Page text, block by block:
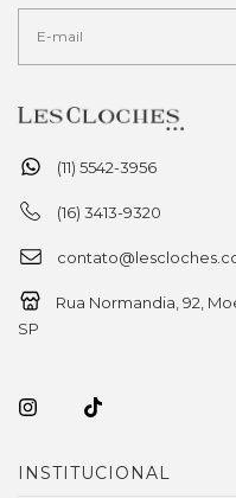
(11) 5542-3956
(16) 3413-9320
Rua Normandia, 92,
SP
INSTITUCIONAL